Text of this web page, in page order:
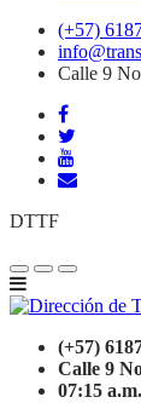
(+57)
Calle 9
DTTF
(+57)
Calle 9
07:15